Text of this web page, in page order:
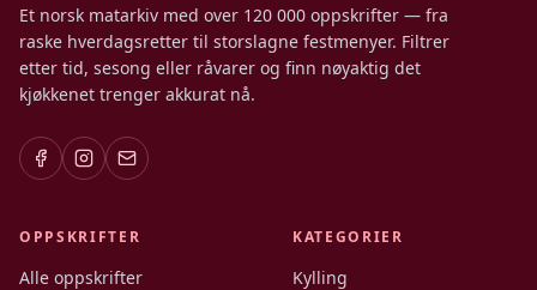
Et norsk matarkiv med over 120 000 oppskrifter — fra
raske hverdagsretter til storslagne festmenyer. Filtrer
etter tid, sesong eller råvarer og finn nøyaktig det
kjøkkenet trenger akkurat nå.
OPPSKRIFTER
Alle oppskrifter
KATEGORIER
Kylling